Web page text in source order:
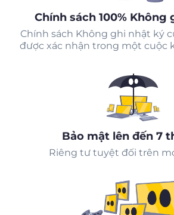
Chính sách 100% Không
Chính sách Không ghi nhật ký
được xác nhận trong một cuộc
Bảo mật lên đến 7
Riêng tư tuyệt đối trên